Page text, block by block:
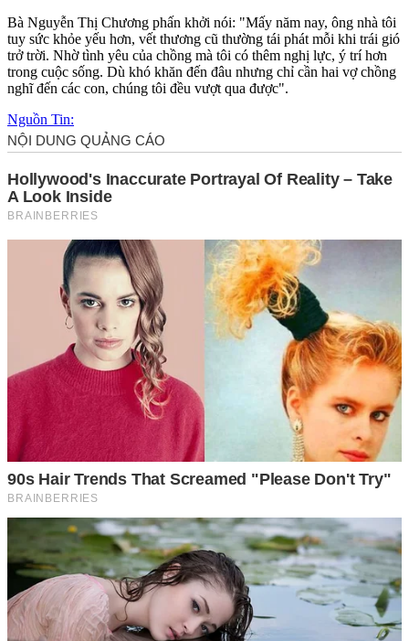
Bà Nguyễn Thị Chương phấn khởi nói: "Mấy năm nay, ông nhà tôi
tuy sức khỏe yếu hơn, vết thương cũ thường tái phát mỗi khi trái gió
trở trời. Nhờ tình yêu của chồng mà tôi có thêm nghị lực, ý trí hơn
trong cuộc sống. Dù khó khăn đến đâu nhưng chỉ cần hai vợ chồng
nghĩ đến các con, chúng tôi đều vượt qua được".
Nguồn Tin: